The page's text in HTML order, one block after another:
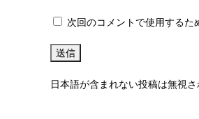
次回のコメントで使用するた
日本語が含まれない投稿は無視